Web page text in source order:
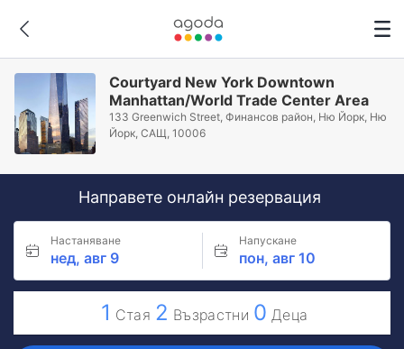
Courtyard New York Downtown
Manhattan/World Trade Center Area
133 Greenwich Street, Финансов район, Ню Йорк, Ню
Йорк, САЩ, 10006
Направете онлайн резервация
Настаняване
нед, авг 9
Напускане
пон, авг 10
1 Стая 2 Възрастни 0 Деца